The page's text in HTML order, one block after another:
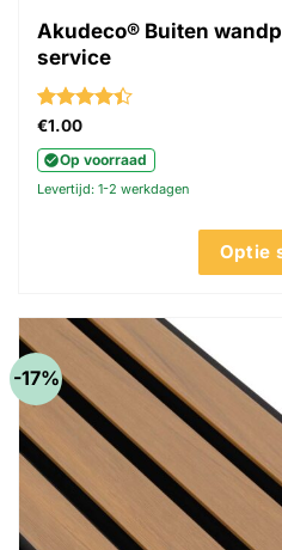
Akudeco® Buiten
service
Gewaardeerd
€1.00
Op voorraad
Levertijd: 1-2 werkdagen
Optie
heeft
meerdere
variaties.
Deze
kan
gekozen
worden
-17%